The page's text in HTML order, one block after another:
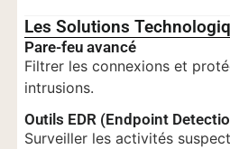
Les Solutions
Pare-feu avancé
Filtrer les connexions et
intrusions.
Outils EDR (Endpoint
Surveiller les activités